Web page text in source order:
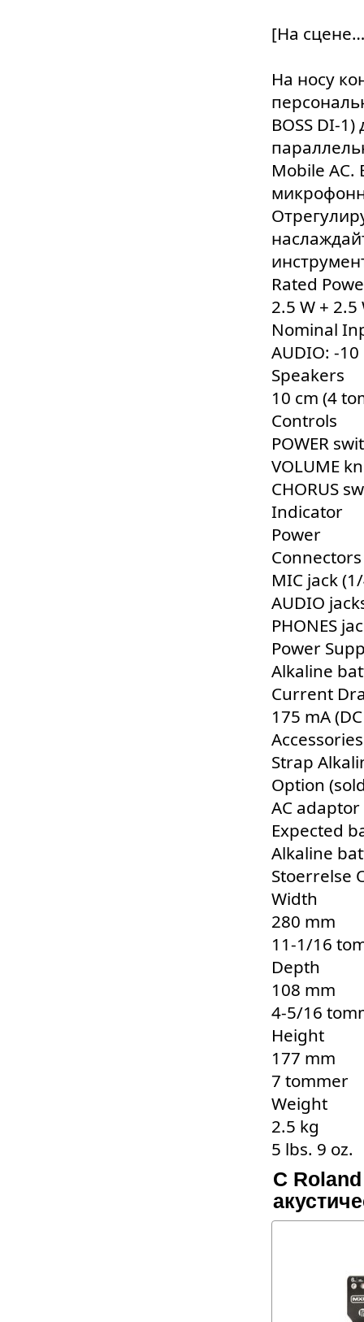
[На
На носу
BOSS DI-
Mobile AC.
Rated
2.5 W + 2.5
Nominal
AUDIO: -
Speakers
10 cm (4
Controls
POWER
VOLUME
CHORUS
Indicator
Power
Connectors
MIC jack
AUDIO
PHONES
Power
Alkaline
Current
175 mA
Accessories
Strap
Option
AC adaptor
Expected
Alkaline
Stoerrelse
Width
280 mm
11-1/16
Depth
108 mm
4-5/16
Height
177 mm
7 tommer
Weight
2.5 kg
5 lbs. 9 oz.
С